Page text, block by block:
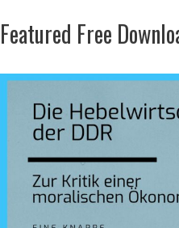
Featured Free